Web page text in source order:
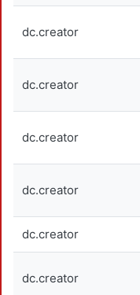
dc.creator
dc.creator
dc.creator
dc.creator
dc.creator
dc.creator